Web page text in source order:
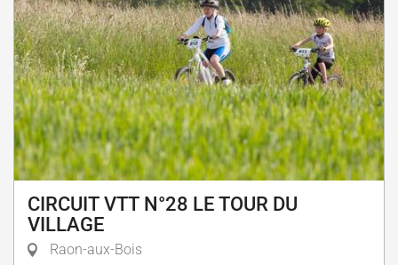
CIRCUIT VTT N°28 LE TOUR DU
VILLAGE
Raon-aux-Bois